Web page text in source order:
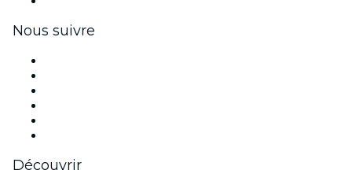
Nous suivre
Découvrir